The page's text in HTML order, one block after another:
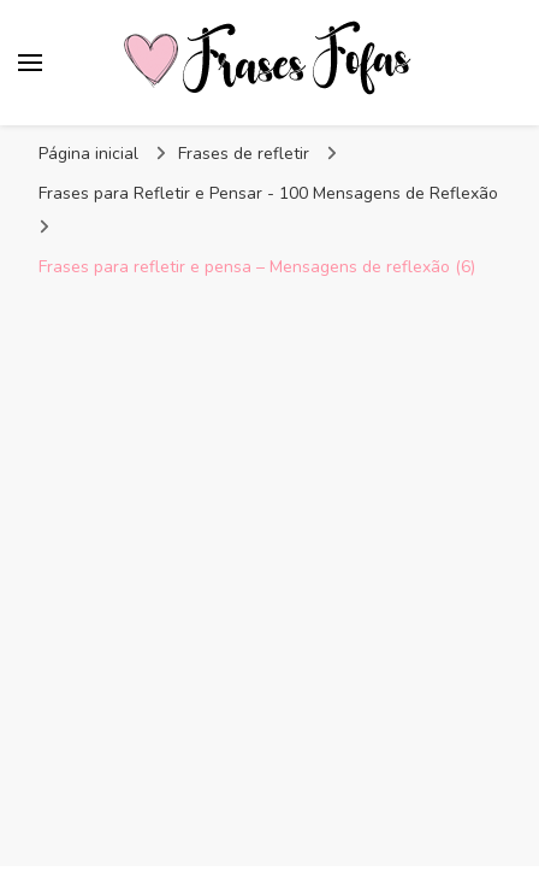
Página inicial
Frases de refletir
Frases para Refletir e Pensar - 100 Mensagens de Reflexão
Frases para refletir e pensa – Mensagens de reflexão (6)